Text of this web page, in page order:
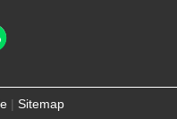
| Sitemap